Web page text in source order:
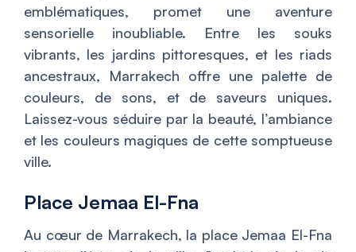
emblématiques, promet une aventure
sensorielle inoubliable. Entre les souks
vibrants, les jardins pittoresques, et les riads
ancestraux, Marrakech offre une palette de
couleurs, de sons, et de saveurs uniques.
Laissez-vous séduire par la beauté, l’ambiance
et les couleurs magiques de cette somptueuse
ville.
Place Jemaa El-Fna
Au cœur de Marrakech, la place Jemaa El-Fna